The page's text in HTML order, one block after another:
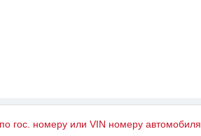
гос. номеру или VIN номеру автомобиля.